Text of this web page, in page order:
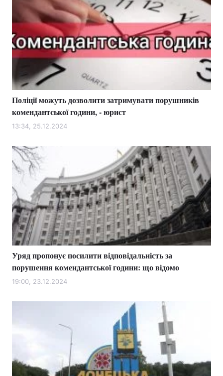
Поліції можуть дозволити затримувати порушників
комендантської години, - юрист
13:34, 25.12.2024
Уряд пропонує посилити відповідальність за
порушення комендантської години: що відомо
19:00, 23.12.2024